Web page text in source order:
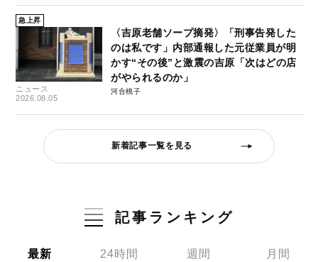
急上昇
ニュース
2026.08.05
〈吉原老舗ソープ摘発〉「刑事告発した
のは私です」内部通報した元従業員が明
かす“その後”と激震の吉原「次はどの店
がやられるのか」
河合桃子
新着記事一覧を見る
記事ランキング
最新 24時間 週間 月間